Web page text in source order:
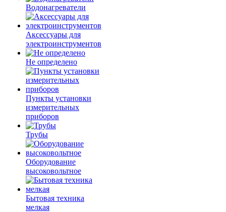
Водонагреватели
Аксессуары для
электроинструментов
Не определено
Пункты установки
измерительных
приборов
Трубы
Оборудование
высоковольтное
Бытовая техника
мелкая